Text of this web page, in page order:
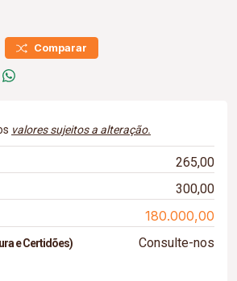
Comparar
valores sujeitos a alteração.
265,00
300,00
180.000,00
e Certidões) Consulte-nos